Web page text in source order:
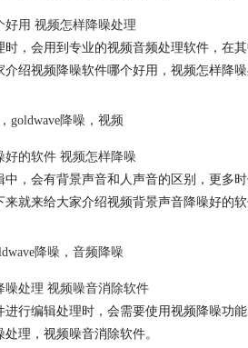
好用 视频怎样降噪处理
时，会用到专业的视频音频处理软件，在
绍视频降噪软件哪个好用，视频怎样降噪
，goldwave降噪 ，视频
好的软件 视频怎样降噪
中，会有背景声音和人声音的区别，更多
就来给大家介绍视频背景声音降噪好的软
降噪 ，音频降噪
噪处理 视频噪音消除软件
进行编辑处理时，会需要使用视频降噪功
理，视频噪音消除软件。